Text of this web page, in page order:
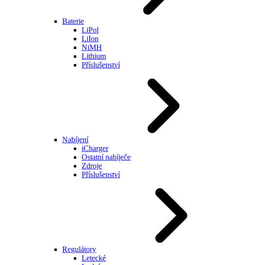
Baterie
LiPol
LiIon
NiMH
Lithium
Příslušenství
Nabíjení
iCharger
Ostatní nabíječe
Zdroje
Příslušenství
Regulátory
Letecké